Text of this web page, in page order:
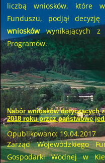
liczbą wniosków, które
Funduszu, podjął
wnioskówwynikających z
Programów.
Nabór wniosków dotyczących
2018 roku przez państwowe
Opublikowano: 19.04.2017
Zarząd Wojewódzkiego
Gospodarki Wodnej w